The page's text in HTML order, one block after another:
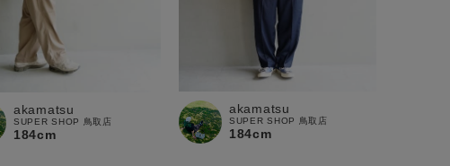
akamatsu
SUPER SHOP 鳥取店
184cm
akamatsu
SUPER SHOP 鳥取店
184cm